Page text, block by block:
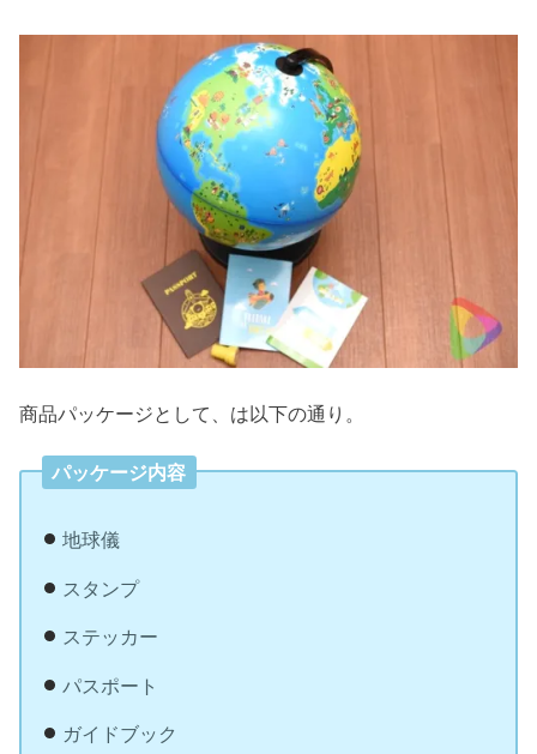
商品パッケージとして、は以下の通り。
パッケージ内容
地球儀
スタンプ
ステッカー
パスポート
ガイドブック